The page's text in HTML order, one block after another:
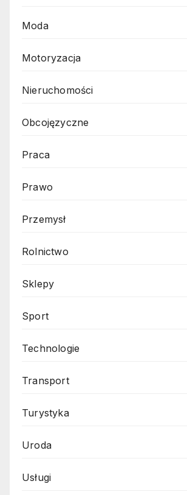
Moda
Motoryzacja
Nieruchomości
Obcojęzyczne
Praca
Prawo
Przemysł
Rolnictwo
Sklepy
Sport
Technologie
Transport
Turystyka
Uroda
Usługi